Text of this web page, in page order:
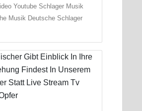
Youtube Schlager Musik
Musik Deutsche Schlager